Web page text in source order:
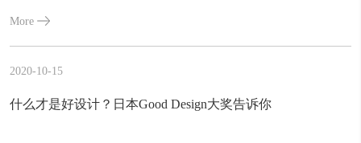
More
2020-10-15
什么才是好设计？日本Good Design大奖告诉你